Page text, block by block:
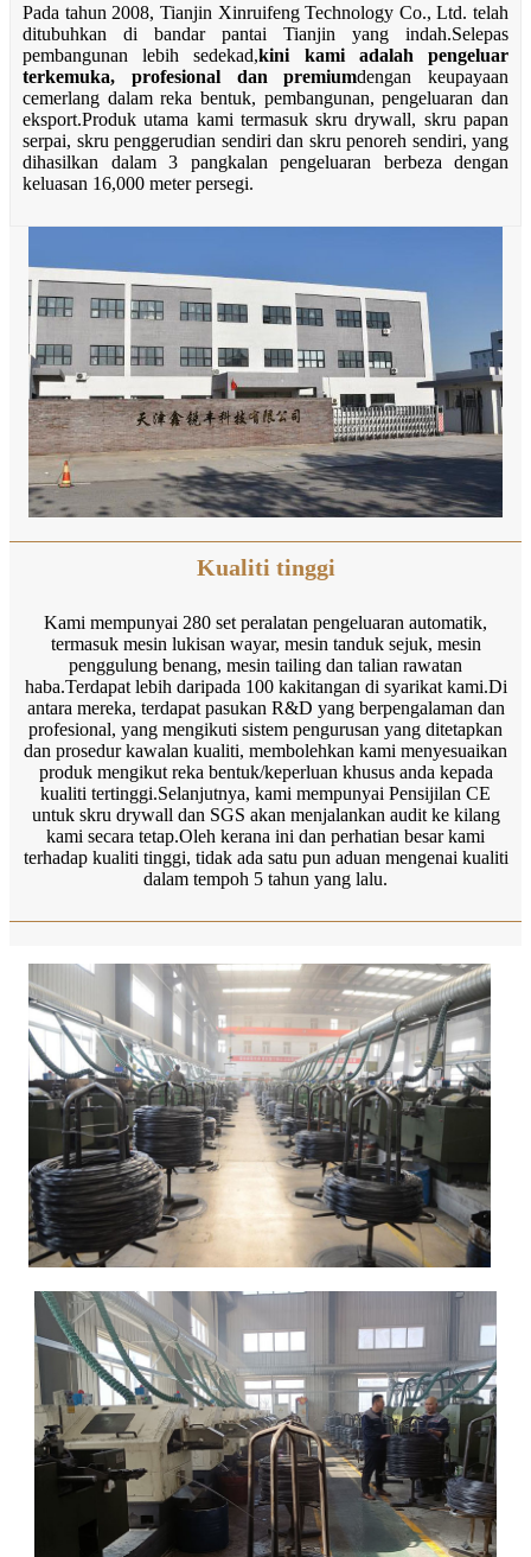
Pada tahun 2008, Tianjin Xinruifeng Technology Co., Ltd. telah
ditubuhkan di bandar pantai Tianjin yang indah.Selepas
pembangunan lebih sedekad,kini kami adalah pengeluar
terkemuka, profesional dan premiumdengan keupayaan
cemerlang dalam reka bentuk, pembangunan, pengeluaran dan
eksport.Produk utama kami termasuk skru drywall, skru papan
serpai, skru penggerudian sendiri dan skru penoreh sendiri, yang
dihasilkan dalam 3 pangkalan pengeluaran berbeza dengan
keluasan 16,000 meter persegi.
Kualiti tinggi
Kami mempunyai 280 set peralatan pengeluaran automatik,
termasuk mesin lukisan wayar, mesin tanduk sejuk, mesin
penggulung benang, mesin tailing dan talian rawatan
haba.Terdapat lebih daripada 100 kakitangan di syarikat kami.Di
antara mereka, terdapat pasukan R&D yang berpengalaman dan
profesional, yang mengikuti sistem pengurusan yang ditetapkan
dan prosedur kawalan kualiti, membolehkan kami menyesuaikan
produk mengikut reka bentuk/keperluan khusus anda kepada
kualiti tertinggi.Selanjutnya, kami mempunyai Pensijilan CE
untuk skru drywall dan SGS akan menjalankan audit ke kilang
kami secara tetap.Oleh kerana ini dan perhatian besar kami
terhadap kualiti tinggi, tidak ada satu pun aduan mengenai kualiti
dalam tempoh 5 tahun yang lalu.